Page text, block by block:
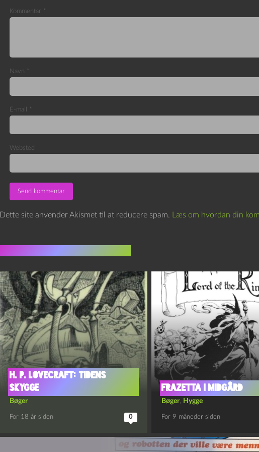
Kommentar *
Navn *
E-mail *
Websted
Dette site anvender Akismet til at reducere spam. Læs om hvordan din
H. P. Lovecraft: Tidens
skygge
Bøger
For 18 år siden 0
Frazetta i Midgård
Bøger, Hygge
For 9 måneder siden